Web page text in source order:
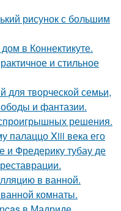
рисунок с большим
в Коннектикуте.
и стильное
для творческой семьи,
и фантазии.
решения.
палаццо Xiii века его
и Фредерику тубау де
в ванной.
комнаты.